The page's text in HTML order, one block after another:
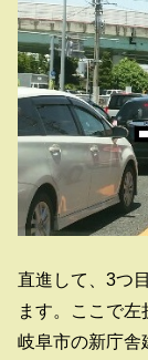
直進して、3つ
ます。ここで左
岐阜市の新庁舎